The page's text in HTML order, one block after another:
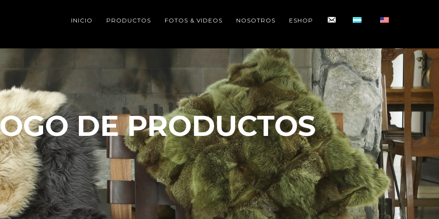
INICIO PRODUCTOS FOTOS & VIDEOS NOSOTROS ESHOP CONTACTO
DE PRODUCTOS